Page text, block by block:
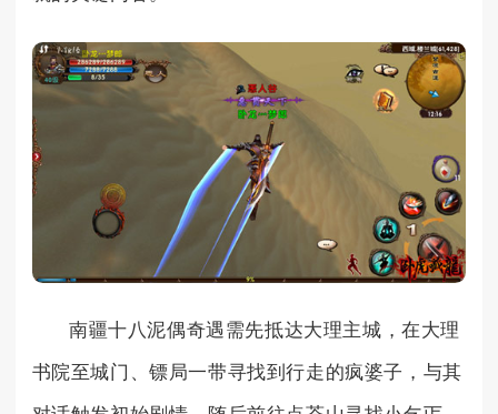
南疆十八泥偶奇遇需先抵达大理主城，在大理
书院至城门、镖局一带寻找到行走的疯婆子，与其